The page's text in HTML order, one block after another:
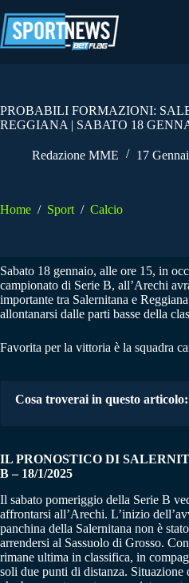
al
contenuto
PROBABILI FORMAZIONI:
REGGIANA | SABATO 18
Redazione MME 17
Home / Sport / Calcio
Sabato 18 gennaio, alle ore 15, in
campionato di Serie B, all’Arechi
importante tra Salernitana e
allontanarsi dalle parti basse della
Favorita per la vittoria è la squadra
Cosa troverai in questo articolo:
IL PRONOSTICO DI
B – 18/1/2025
Il sabato pomeriggio della Serie B
affrontarsi all’Arechi. L’inizio
panchina della Salernitana non è
arrendersi al Sassuolo di Grosso.
rimane ultima in classifica, in
soli due punti di distanza.